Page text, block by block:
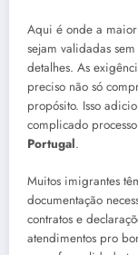
Aqui é onde a
sejam validadas
detalhes. As
preciso não só
propósito. Isso
complicado
Portugal.
Muitos imigrantes
documentação
contratos e
atendimentos pro